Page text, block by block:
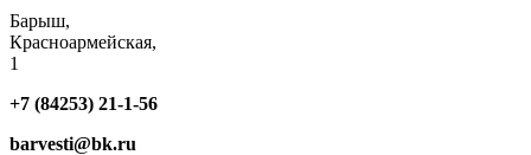
Барыш,
Красноармейская,
1
+7 (84253) 21-1-56
barvesti@bk.ru